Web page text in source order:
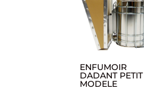
ENFUMOIR
DADANT PETIT
MODELE